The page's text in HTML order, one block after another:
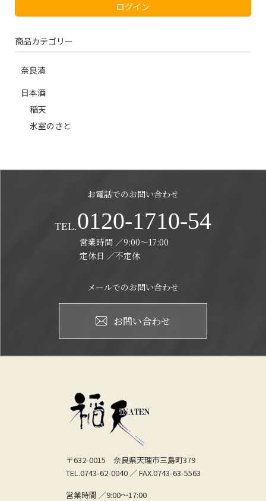
ログイン
商品カテゴリー
奈良漬
日本酒
稲天
氷室のさと
お電話でのお問い合わせ
TEL.0120-1710-54
営業時間 ／9:00～17:00
定休日 ／不定休
メールでのお問い合わせ
お問い合わせ
〒632-0015 奈良県天理市三島町379
TEL.0743-62-0040／ FAX.0743-63-5563
営業時間 ／9:00～17:00